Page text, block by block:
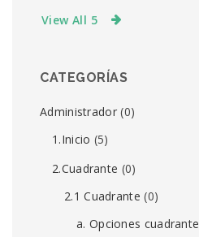
View All 5
CATEGORÍAS
Administrador(0)
1.Inicio (5)
2.Cuadrante (0)
2.1 Cuadrante (0)
a. Opciones cuadrante